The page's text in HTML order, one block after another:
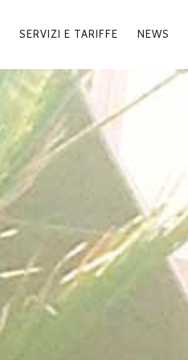
SERVIZI E TARIFFE NEWS